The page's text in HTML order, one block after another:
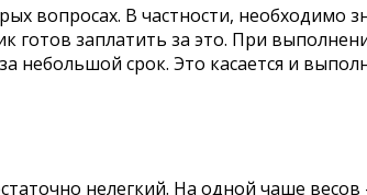
вопросах. В частности, необходимо
готов заплатить за это. При
небольшой срок. Это касается и
нелегкий. На одной чаше